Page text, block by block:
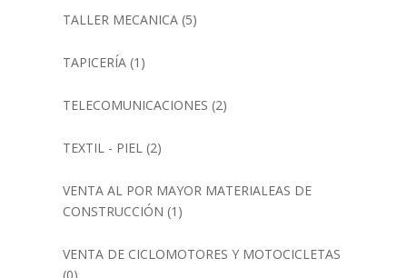
TALLER MECANICA(5)
TAPICERÍA(1)
TELECOMUNICACIONES (2)
TEXTIL - PIEL(2)
VENTA AL POR MAYOR MATERIALEAS DE
CONSTRUCCIÓN (1)
VENTA DE CICLOMOTORES Y MOTOCICLETAS